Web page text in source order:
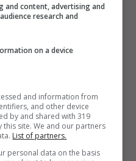
odierna
per rinvigorire
and content, advertising and
research and
on a device
and information from
and other device
by and shared with 319
site. We and our partners
List of partners.
personal data on the basis